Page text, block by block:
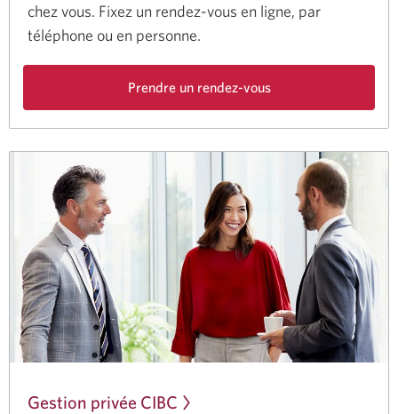
chez vous. Fixez un rendez-vous en ligne, par
téléphone ou en personne.
Prendre un rendez-vous
fenêtre
s’affichera.
Gestion privée CIBC